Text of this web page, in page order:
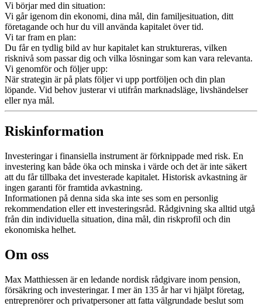
Vi börjar med din situation:
Vi går igenom din ekonomi, dina mål, din familjesituation, ditt
företagande och hur du vill använda kapitalet över tid.
Vi tar fram en plan:
Du får en tydlig bild av hur kapitalet kan struktureras, vilken
risknivå som passar dig och vilka lösningar som kan vara relevanta.
Vi genomför och följer upp:
När strategin är på plats följer vi upp portföljen och din plan
löpande. Vid behov justerar vi utifrån marknadsläge, livshändelser
eller nya mål.
Riskinformation
Investeringar i finansiella instrument är förknippade med risk. En
investering kan både öka och minska i värde och det är inte säkert
att du får tillbaka det investerade kapitalet. Historisk avkastning är
ingen garanti för framtida avkastning.
Informationen på denna sida ska inte ses som en personlig
rekommendation eller ett investeringsråd. Rådgivning ska alltid utgå
från din individuella situation, dina mål, din riskprofil och din
ekonomiska helhet.
Om oss
Max Matthiessen är en ledande nordisk rådgivare inom pension,
försäkring och investeringar. I mer än 135 år har vi hjälpt företag,
entreprenörer och privatpersoner att fatta välgrundade beslut som